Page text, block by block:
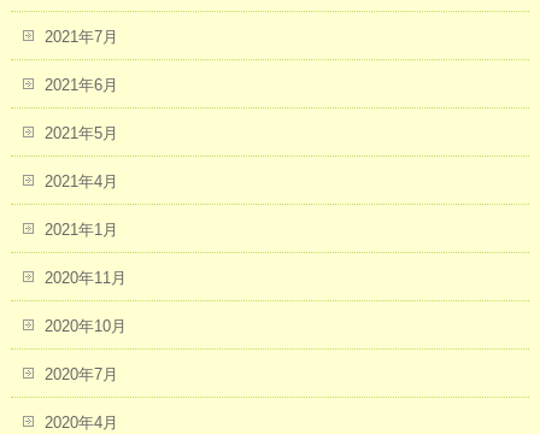
2021年7月
2021年6月
2021年5月
2021年4月
2021年1月
2020年11月
2020年10月
2020年7月
2020年4月